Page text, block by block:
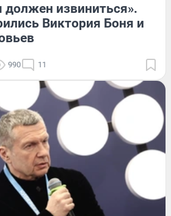
должен извиниться».
Виктория Боня и
990 11